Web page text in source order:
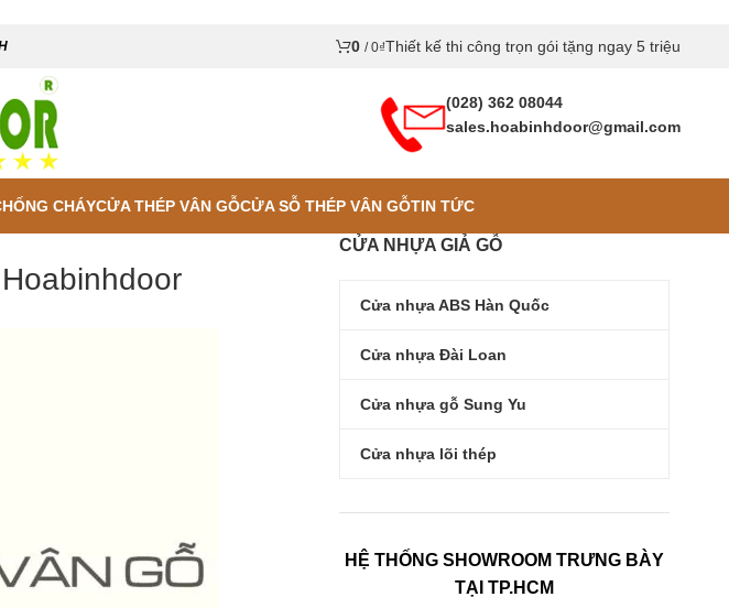
0 / 0₫Thiết kế thi công trọn gói tặng ngay 5 triệu
(028) 362 08044
sales.hoabinhdoor@gmail.com
CHÁYCỬA THÉP VÂN GỖCỬA SỖ THÉP VÂN GỖTIN TỨC
CỬA NHỰA GIẢ GỖ
Cửa nhựa ABS Hàn Quốc
Cửa nhựa Đài Loan
Cửa nhựa gỗ Sung Yu
Cửa nhựa lõi thép
HỆ THỐNG SHOWROOM TRƯNG BÀY
TẠI TP.HCM